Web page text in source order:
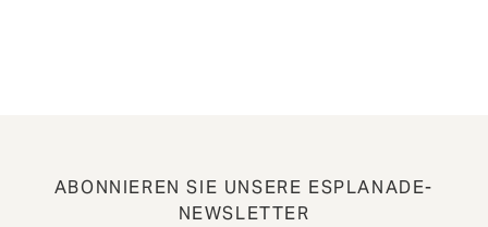
ABONNIEREN SIE UNSERE ESPLANADE-
NEWSLETTER